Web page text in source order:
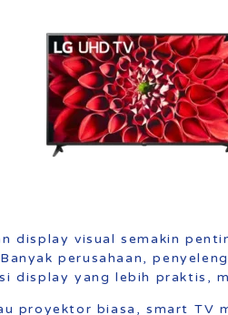
display visual semakin
perusahaan,
display yang lebih praktis,
proyektor biasa, smart TV